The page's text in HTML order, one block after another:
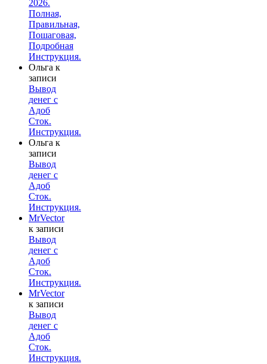
2026.
Полная,
Правильная,
Пошаговая,
Подробная
Инструкция.
Ольга к
записи
Вывод
денег с
Адоб
Сток.
Инструкция.
Ольга к
записи
Вывод
денег с
Адоб
Сток.
Инструкция.
MrVector
к записи
Вывод
денег с
Адоб
Сток.
Инструкция.
MrVector
к записи
Вывод
денег с
Адоб
Сток.
Инструкция.